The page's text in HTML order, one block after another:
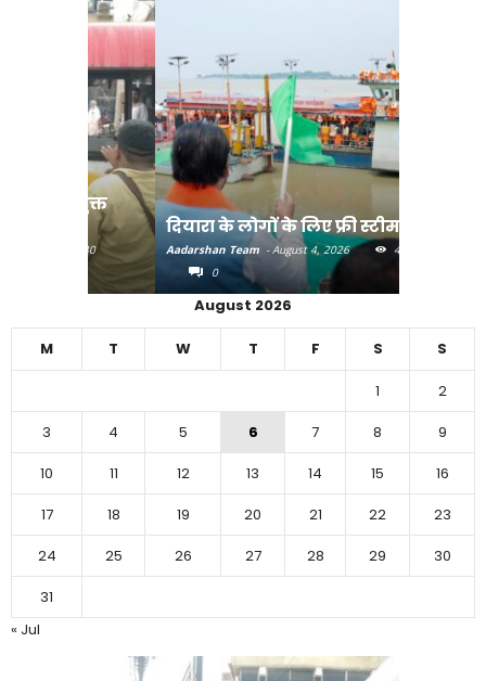
दियारा के लोगों के लिए फ्री स्टीमर सेवा
Aadarshan Team - August 4, 2026
44
0
August 2026
M T W T F S S
1
2
3
4 5 6 7 8
9
10
11 12 13 14 15
16
17
18 19 20 21 22
23
24
25 26 27 28 29
30
31
« Jul